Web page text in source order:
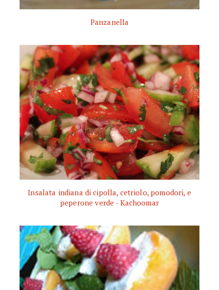
Panzanella
Insalata indiana di cipolla, cetriolo, pomodori, e
peperone verde - Kachoomar